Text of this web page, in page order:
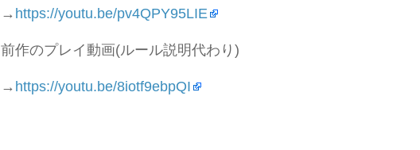
→ https://youtu.be/pv4QPY95LIE
前作のプレイ動画(ルール説明代わり)
→ https://youtu.be/8iotf9ebpQI